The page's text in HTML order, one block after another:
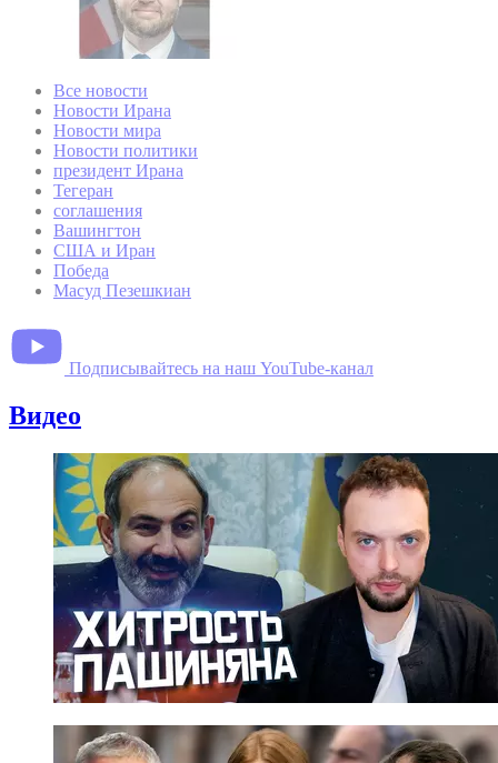
Все новости
Новости Ирана
Новости мира
Новости политики
президент Ирана
Тегеран
соглашения
Вашингтон
США и Иран
Победа
Масуд Пезешкиан
Подписывайтесь на наш YouTube-канал
Видео